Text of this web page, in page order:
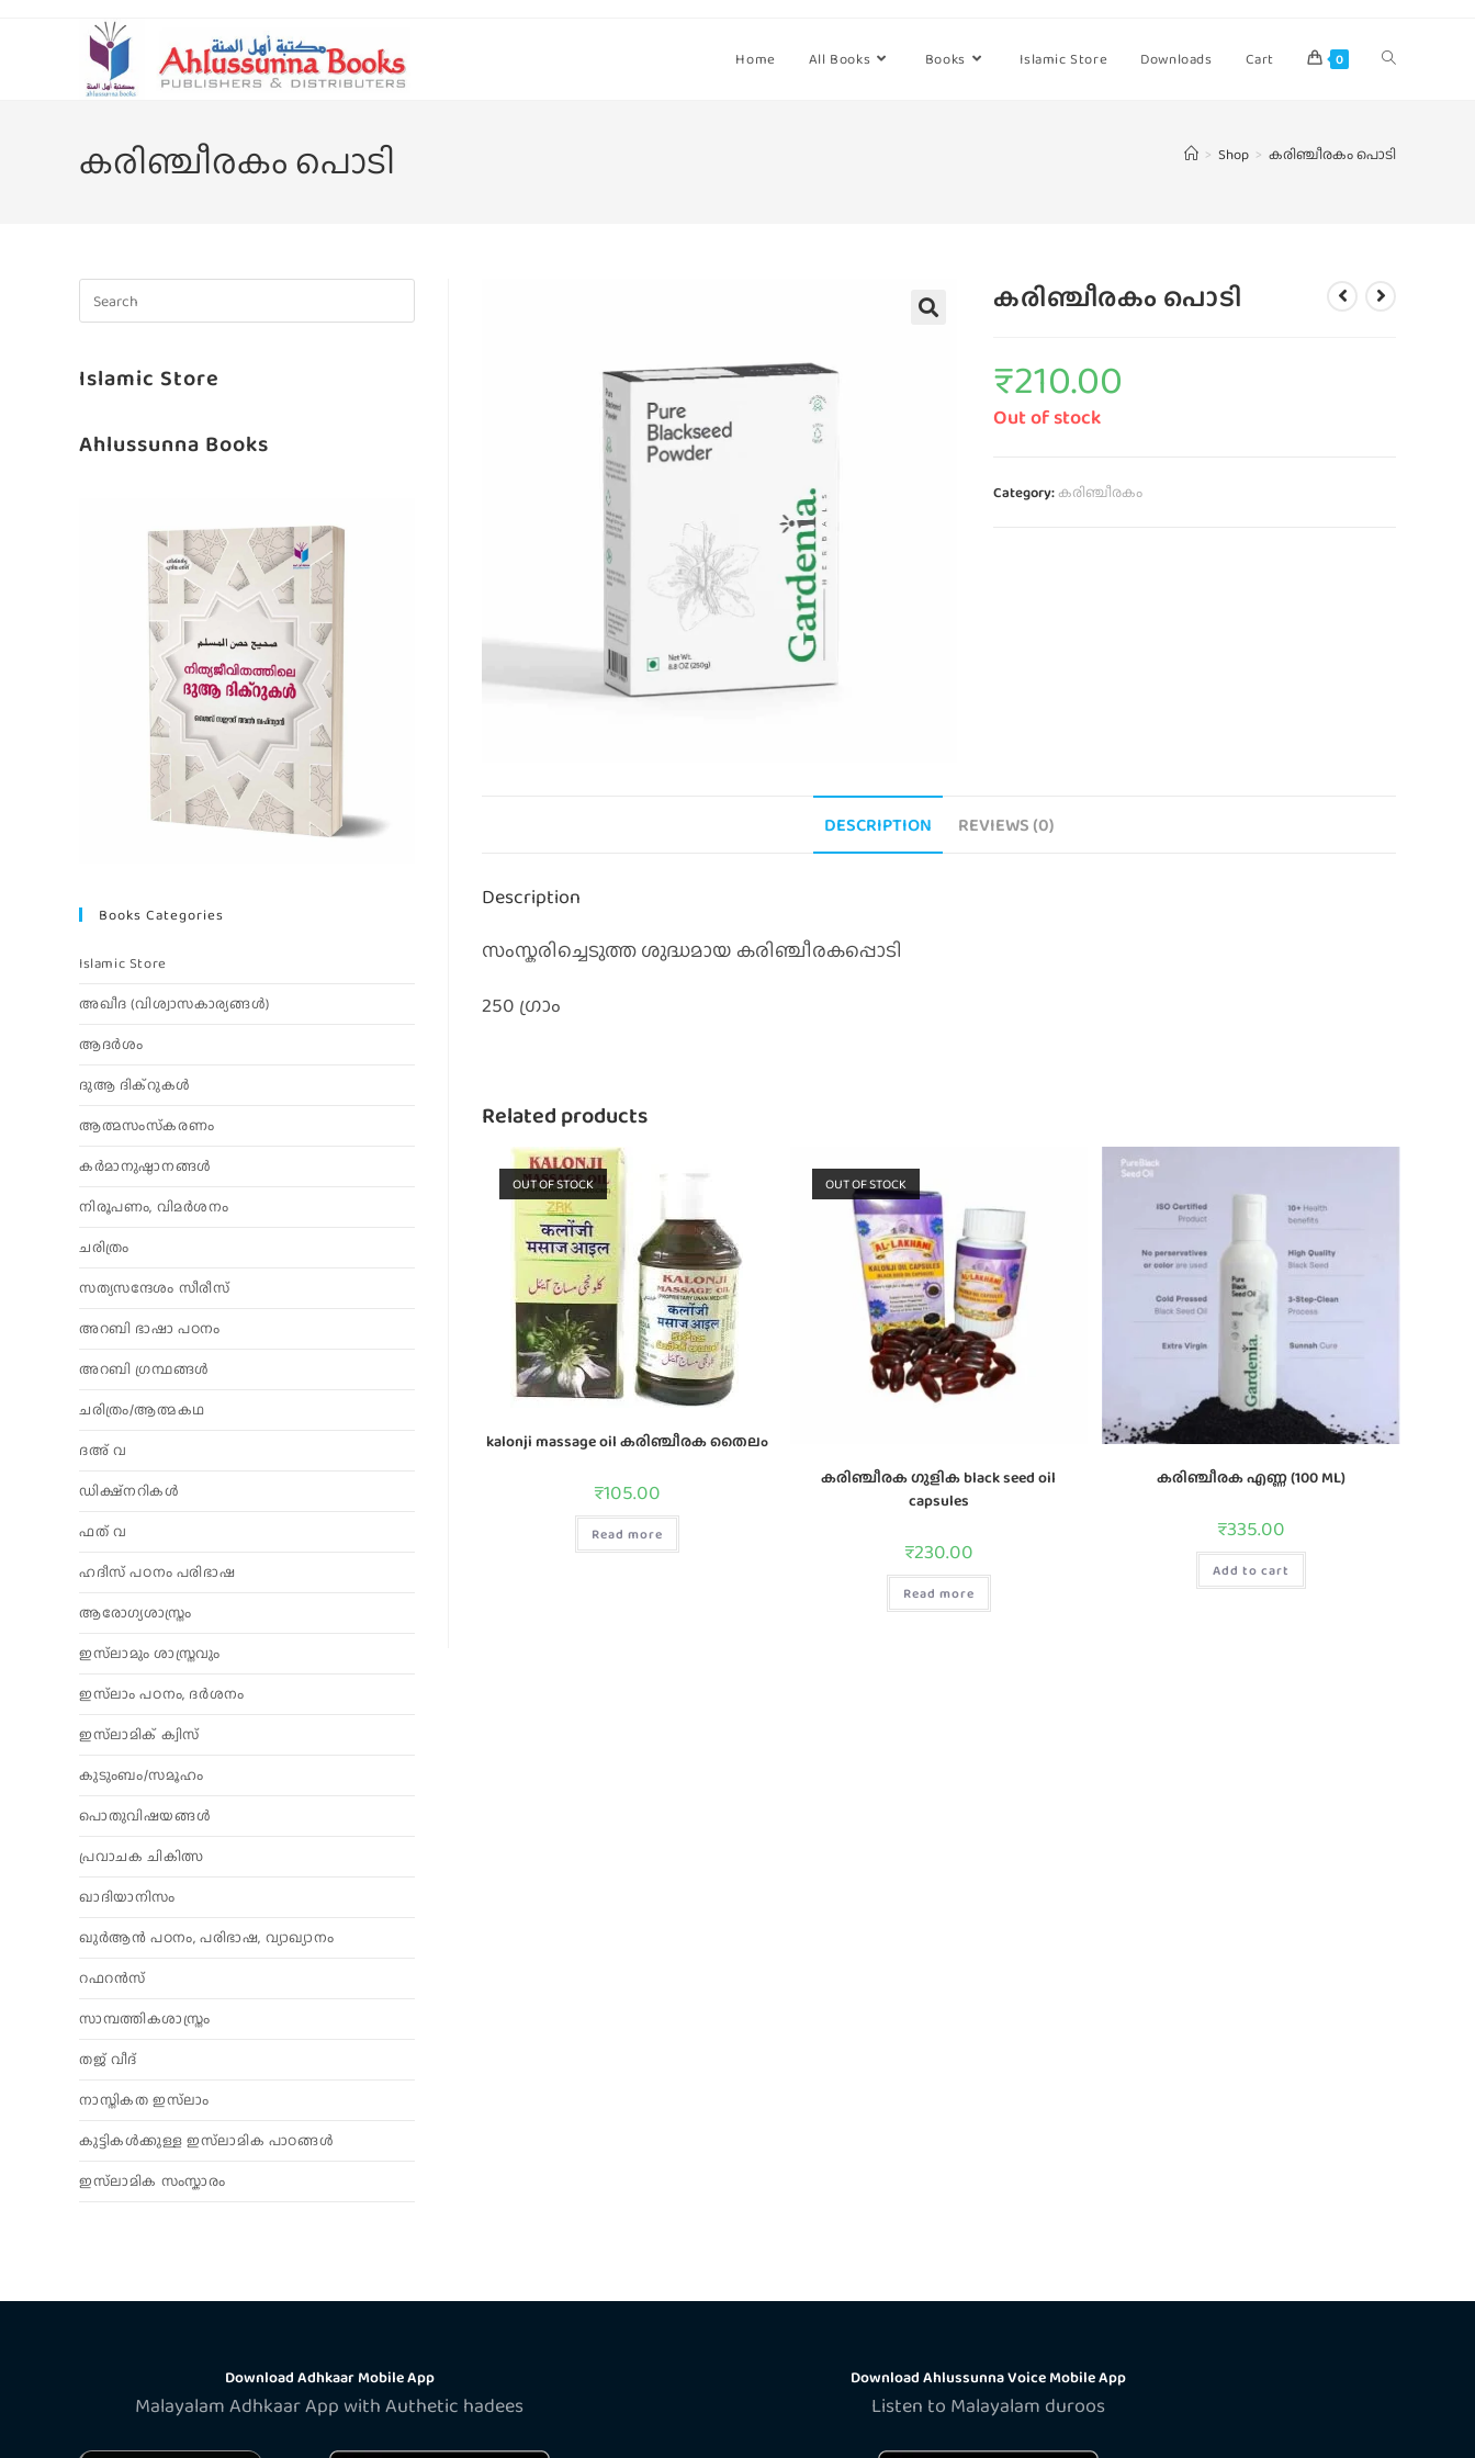
Home All Books Books Islamic Store Downloads Cart 0
കരിഞ്ചീരകം പൊടി > Shop > കരിഞ്ചീരകം പൊടി
കരിഞ്ചീരകം പൊടി
₹210.00
Out of stock
Category:കരിഞ്ചീരകം
DESCRIPTION REVIEWS (0)
Description
സംസ്കരിച്ചെടുത്ത ശുദ്ധമായ കരിഞ്ചീരകപ്പൊടി
250 ഗ്രാം
Related products
OUT OF STOCK
kalonji massage oil കരിഞ്ചീരക തൈലം
₹105.00
Read more
OUT OF STOCK
കരിഞ്ചീരക ഗുളിക black seed oil
capsules
₹230.00
Read more
കരിഞ്ചീരക എണ്ണ (100 ML)
₹335.00
Add to cart
Islamic Store
Ahlussunna Books
Books Categories
Islamic Store
അഖീദ (വിശ്വാസകാര്യങ്ങള്‍)
ആദര്‍ശം
ദുആ ദിക്റുകൾ
ആത്മസംസ്‌കരണം
കര്‍മാനുഷ്ഠാനങ്ങള്‍
നിരൂപണം, വിമര്‍ശനം
ചരിത്രം
സത്യസന്ദേശം സീരീസ്
അറബി ഭാഷാ പഠനം
അറബി ഗ്രന്ഥങ്ങൾ
ചരിത്രം/ആത്മകഥ
ദഅ് വ
ഡിക്ഷ്നറികൾ
ഫത് വ
ഹദീസ് പഠനം പരിഭാഷ
ആരോഗ്യശാസ്ത്രം
ഇസ്‌ലാമും ശാസ്ത്രവും
ഇസ്‌ലാം പഠനം, ദർശനം
ഇസ്‌ലാമിക് ക്വിസ്
കുടുംബം/സമൂഹം
പൊതുവിഷയങ്ങൾ
പ്രവാചക ചികിത്സ
ഖാദിയാനിസം
ഖുർആൻ പഠനം, പരിഭാഷ, വ്യാഖ്യാനം
റഫറൻസ്
സാമ്പത്തികശാസ്ത്രം
തജ് വീദ്
നാസ്തികത ഇസ്‌ലാം
കുട്ടികൾക്കുള്ള ഇസ്‌ലാമിക പാഠങ്ങൾ
ഇസ്‌ലാമിക സംസ്കാരം
Download Adhkaar Mobile App
Malayalam Adhkaar App with Authetic hadees
Download Ahlussunna Voice Mobile App
Listen to Malayalam duroos